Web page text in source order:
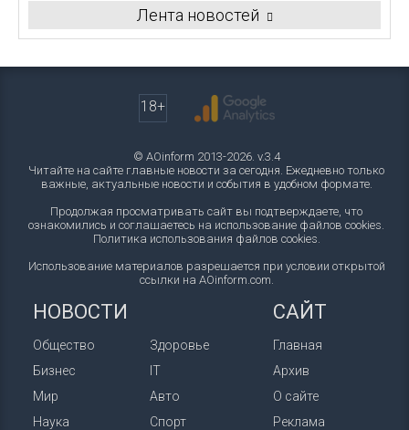
Лента новостей
18+
© AOinform 2013-2026. v.3.4
Читайте на сайте главные новости за сегодня. Ежедневно только
важные, актуальные новости и события в удобном формате.
Продолжая просматривать сайт вы подтверждаете, что
ознакомились и соглашаетесь на использование файлов cookies.
Политика использования файлов cookies.
Использование материалов разрешается при условии открытой
ссылки на AOinform.com.
НОВОСТИ
Общество
Бизнес
Мир
Наука
Здоровье
IT
Авто
Спорт
САЙТ
Главная
Архив
О сайте
Реклама